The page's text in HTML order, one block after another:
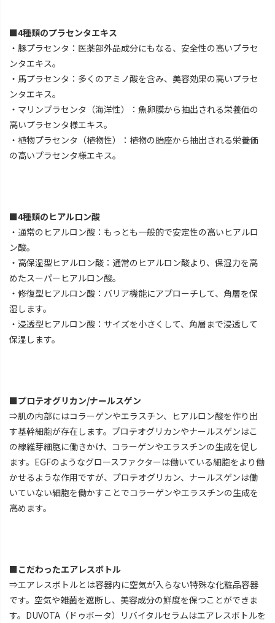
■4種類のプラセンタエキス
・豚プラセンタ：医薬部外品成分にもなる、安全性の高いプラセ
ンタエキス。
・馬プラセンタ：多くのアミノ酸を含み、美容効果の高いプラセ
ンタエキス。
・マリンプラセンタ（海洋性）：魚卵膜から抽出される栄養価の
高いプラセンタ様エキス。
・植物プラセンタ（植物性）：植物の胎座から抽出される栄養価
の高いプラセンタ様エキス。
■4種類のヒアルロン酸
・通常のヒアルロン酸：もっとも一般的で安定性の高いヒアルロ
ン酸。
・高保湿型ヒアルロン酸：通常のヒアルロン酸より、保湿力を高
めたスーパーヒアルロン酸。
・修復型ヒアルロン酸：バリア機能にアプローチして、角層を保
湿します。
・浸透型ヒアルロン酸：サイズを小さくして、角層まで浸透して
保湿します。
■プロテオグリカン/ナールスゲン
⇒肌の内部にはコラーゲンやエラスチン、ヒアルロン酸を作り出
す基幹細胞が存在します。プロテオグリカンやナールスゲンはこ
の線維芽細胞に働きかけ、コラーゲンやエラスチンの生成を促し
ます。EGFのようなグロースファクターは働いている細胞をより働
かせるような作用ですが、プロテオグリカン、ナールスゲンは働
いていない細胞を働かすことでコラーゲンやエラスチンの生成を
高めます。
■こだわったエアレスボトル
⇒エアレスボトルとは容器内に空気が入らない特殊な化粧品容器
です。空気や雑菌を遮断し、美容成分の鮮度を保つことができま
す。DUVOTA（ドゥボータ）リバイタルセラムはエアレスボトルを